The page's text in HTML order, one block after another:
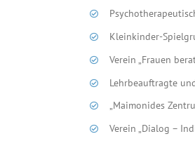
Kleinkinder-
Verein „Frauen
Lehrbeauftragte
„Maimonides
Verein „Dialog –